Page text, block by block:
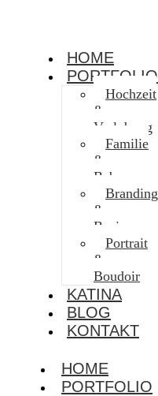
HOME
PORTFOLIO
Hochzeit
&
Verlobung
Familie
&
Baby
Branding
&
Business
Portrait
&
Boudoir
KATINA
BLOG
KONTAKT
HOME
PORTFOLIO